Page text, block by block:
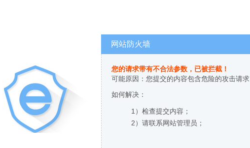
网站防火墙
您的请求带有不合法参数，已被拦截！
可能原因：您提交的内容包含危险的攻击请求
如何解决：
1）检查提交内容；
2）请联系网站管理员；